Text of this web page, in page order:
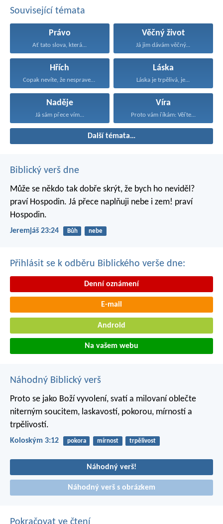
Související témata
Právo
Ať tato slova, která...
Věčný život
Já jim dávám věčný...
Hřích
Copak nevíte, že nespravedliví...
Láska
Láska je trpělivá, je...
Naděje
Já sám přece vím...
Víra
Proto vám říkám: Věřte...
Další témata…
Biblický verš dne
Může se někdo tak dobře skrýt, že bych ho neviděl?
praví Hospodin. Já přece naplňuji nebe i zem! praví
Hospodin.
Jeremjáš 23:24 Bůh nebe
Přihlásit se k odběru Biblického verše dne:
Denní oznámení
E-mail
Android
Na vašem webu
Náhodný Biblický verš
Proto se jako Boží vyvolení, svatí a milovaní oblečte
niterným soucitem, laskavostí, pokorou, mírností a
trpělivostí.
Koloským 3:12 pokora mírnost trpělivost
Náhodný verš!
Náhodný verš s obrázkem